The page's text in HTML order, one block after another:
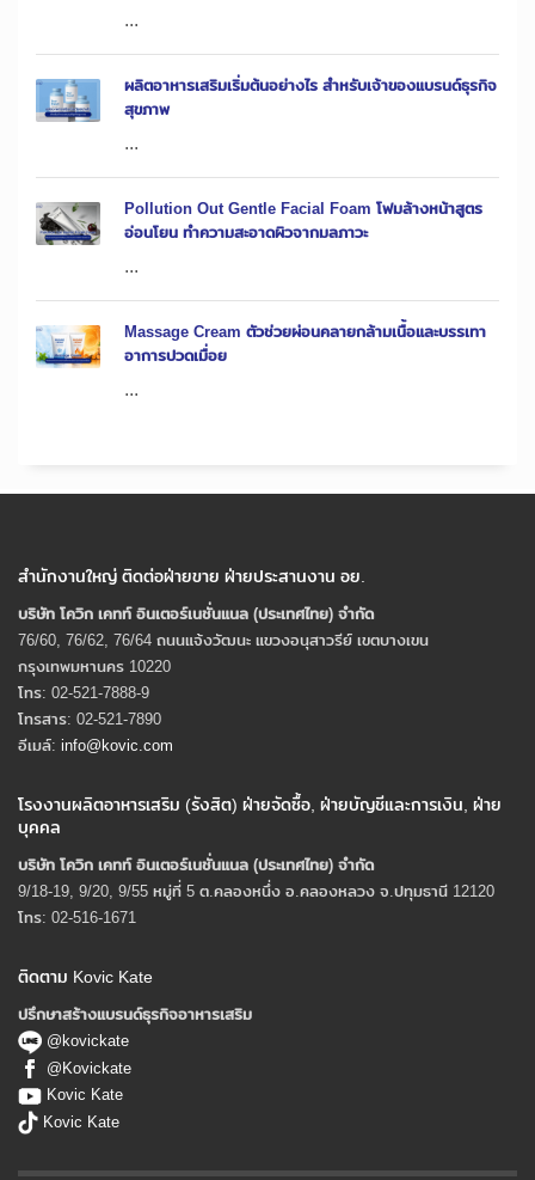
...
ผลิตอาหารเสริมเริ่มต้นอย่างไร สำหรับเจ้าของแบรนด์ธุรกิจ
สุขภาพ
...
Pollution Out Gentle Facial Foam โฟมล้างหน้าสูตร
อ่อนโยน ทำความสะอาดผิวจากมลภาวะ
...
Massage Cream ตัวช่วยผ่อนคลายกล้ามเนื้อและบรรเทา
อาการปวดเมื่อย
...
สำนักงานใหญ่ ติดต่อฝ่ายขาย ฝ่ายประสานงาน อย.
บริษัท โควิก เคทท์ อินเตอร์เนชั่นแนล (ประเทศไทย) จํากัด
76/60, 76/62, 76/64 ถนนแจ้งวัฒนะ แขวงอนุสาวรีย์ เขตบางเขน
กรุงเทพมหานคร 10220
โทร: 02-521-7888-9
โทรสาร: 02-521-7890
อีเมล์: info@kovic.com
โรงงานผลิตอาหารเสริม (รังสิต) ฝ่ายจัดซื้อ, ฝ่ายบัญชีและการเงิน, ฝ่าย
บุคคล
บริษัท โควิก เคทท์ อินเตอร์เนชั่นแนล (ประเทศไทย) จํากัด
9/18-19, 9/20, 9/55 หมู่ที่ 5 ต.คลองหนึ่ง อ.คลองหลวง จ.ปทุมธานี 12120
โทร: 02-516-1671
ติดตาม Kovic Kate
ปรึกษาสร้างแบรนด์ธุรกิจอาหารเสริม
@kovickate
@Kovickate
Kovic Kate
Kovic Kate